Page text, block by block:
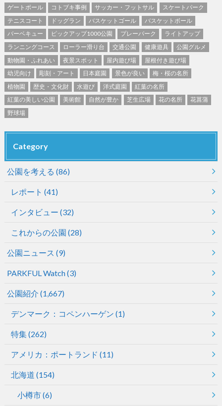
ゲートボール コトブキ事例 サッカー・フットサル
スケートパーク
テニスコート
ドッグラン バスケットゴール
バスケットボール
バーベキュー
ピックアップ1000公園 プレーパーク
ライトアップ
ランニングコース
ローラー滑り台 交通公園 健康遊具
公園グルメ
動物園・ふれあい
夜景スポット 屋内遊び場
屋根付き遊び場
幼児向け
彫刻・アート 日本庭園 景色が良い
梅・桜の名所
植物園
歴史・文化財 水遊び 洋式庭園
紅葉の名所
紅葉の美しい公園
美術館 自然が豊か 芝生広場 花の名所
花菖蒲
野球場
Category
公園を考える (86)
レポート (41)
インタビュー (32)
これからの公園 (28)
公園ニュース (9)
PARKFUL Watch(3)
公園紹介 (1,667)
デンマーク：コペンハーゲン (1)
特集(262)
アメリカ：ポートランド (11)
北海道 (154)
小樽市(6)